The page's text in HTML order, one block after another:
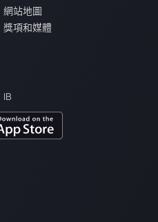
網站地圖
獎項和媒體
IB